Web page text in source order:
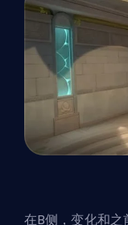
在B侧，变化和